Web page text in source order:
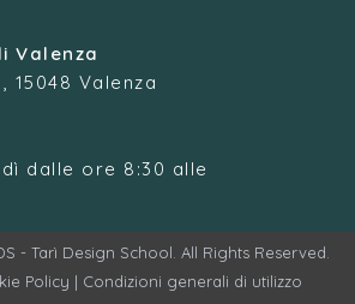
Valenza
15048 Valenza
dalle ore 8:30 alle
- Tarì Design School. All Rights Reserved.
Policy | Condizioni generali di utilizzo